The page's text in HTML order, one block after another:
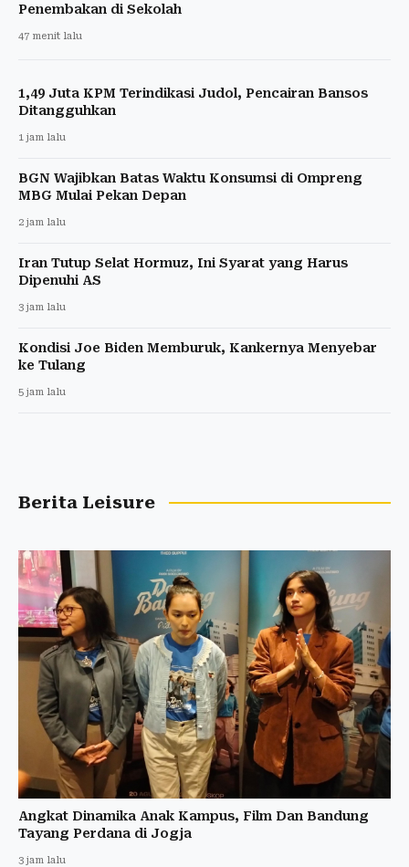
Penembakan di Sekolah
47 menit lalu
1,49 Juta KPM Terindikasi Judol, Pencairan Bansos
Ditangguhkan
1 jam lalu
BGN Wajibkan Batas Waktu Konsumsi di Ompreng
MBG Mulai Pekan Depan
2 jam lalu
Iran Tutup Selat Hormuz, Ini Syarat yang Harus
Dipenuhi AS
3 jam lalu
Kondisi Joe Biden Memburuk, Kankernya Menyebar
ke Tulang
5 jam lalu
Berita Leisure
Angkat Dinamika Anak Kampus, Film Dan Bandung
Tayang Perdana di Jogja
3 jam lalu